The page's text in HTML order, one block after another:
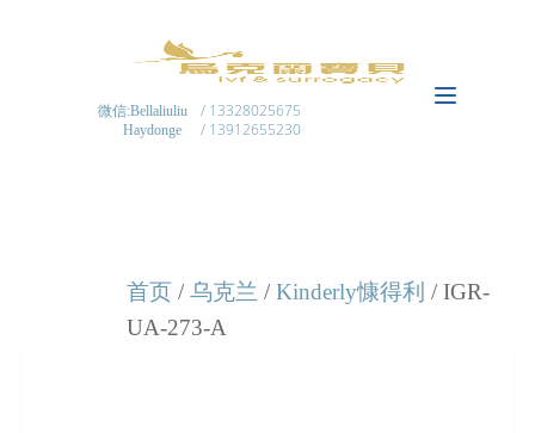
微信:Bellaliuliu
Haydonge
/ 13328025675
/ 13912655230
首页 / 乌克兰 / Kinderly慷得利 / IGR-
UA-273-A